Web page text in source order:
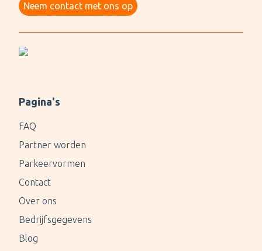
Neem contact met ons op
Pagina's
FAQ
Partner worden
Parkeervormen
Contact
Over ons
Bedrijfsgegevens
Blog